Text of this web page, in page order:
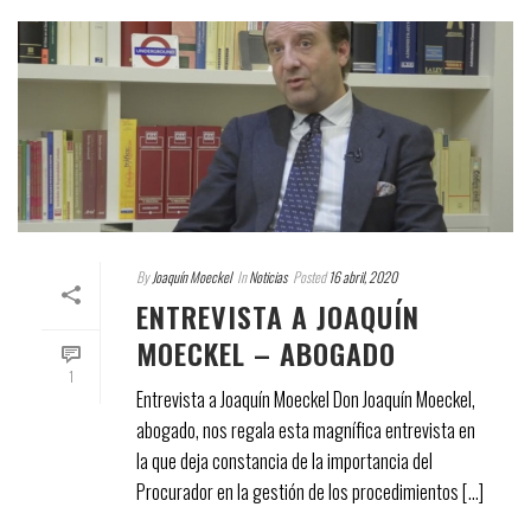
1
By Joaquín Moeckel InNoticias Posted 16 abril, 2020
ENTREVISTA A JOAQUÍN
MOECKEL – ABOGADO
Entrevista a Joaquín Moeckel Don Joaquín Moeckel,
abogado, nos regala esta magnífica entrevista en
la que deja constancia de la importancia del
Procurador en la gestión de los procedimientos [...]